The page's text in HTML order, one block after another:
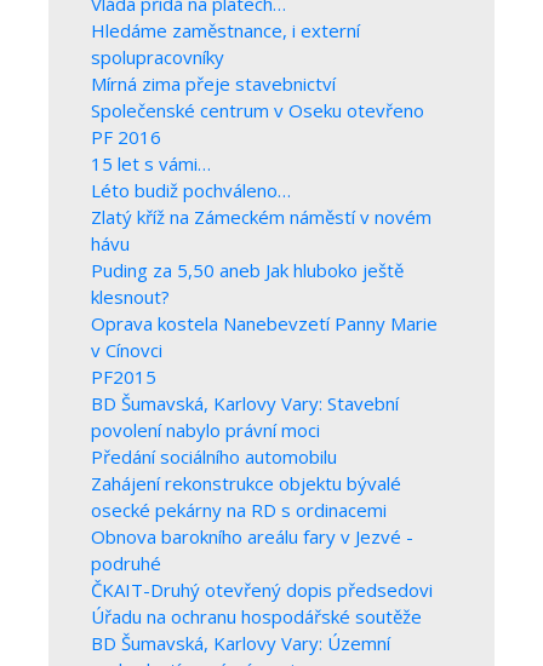
Hledáme zaměstnance, i externí
spolupracovníky
Mírná zima přeje stavebnictví
Společenské centrum v Oseku otevřeno
PF 2016
15 let s vámi…
Léto budiž pochváleno…
Zlatý kříž na Zámeckém náměstí v novém
hávu
Puding za 5,50 aneb Jak hluboko ještě
klesnout?
Oprava kostela Nanebevzetí Panny Marie
v Cínovci
PF2015
BD Šumavská, Karlovy Vary: Stavební
povolení nabylo právní moci
Předání sociálního automobilu
Zahájení rekonstrukce objektu bývalé
osecké pekárny na RD s ordinacemi
Obnova barokního areálu fary v Jezvé -
podruhé
ČKAIT-Druhý otevřený dopis předsedovi
Úřadu na ochranu hospodářské soutěže
BD Šumavská, Karlovy Vary: Územní